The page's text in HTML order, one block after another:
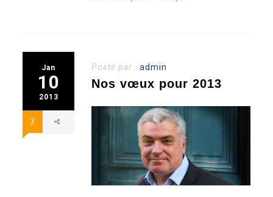
Jan
10
2013
3
Posté par :admin
Nos vœux pour 2013